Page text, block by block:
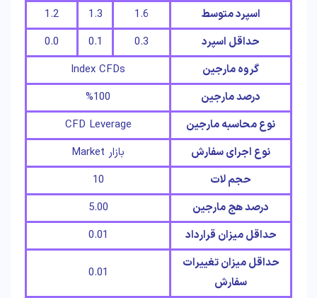
اسپرد متوسط
1.6
1.3
1.2
حداقل اسپرد
0.3
0.1
0.0
گروه مارجین
‎Index CFDs
درصد مارجین
%100
نوع محاسبه مارجین
CFD Leverage
نوع اجرای سفارش
بازار Market
حجم لات
10
درصد هج مارجین
5.00
حداقل میزان قرارداد
0.01
حداقل میزان تغییرات
سفارش
0.01